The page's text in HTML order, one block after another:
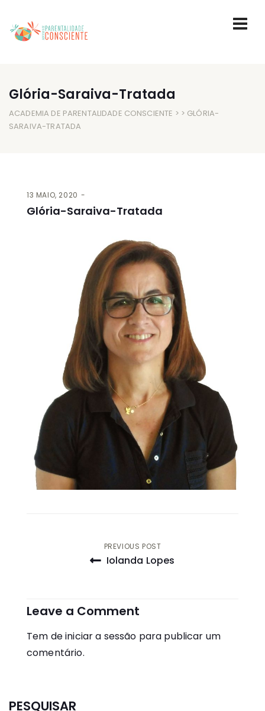
Glória-Saraiva-Tratada
ACADEMIA DE PARENTALIDADE CONSCIENTE > > GLÓRIA-
SARAIVA-TRATADA
13 MAIO, 2020
Glória-Saraiva-Tratada
Navegação
artigos
PREVIOUS POST
Iolanda Lopes
Leave a Comment
Tem deiniciar a sessão para publicar um
comentário.
PESQUISAR